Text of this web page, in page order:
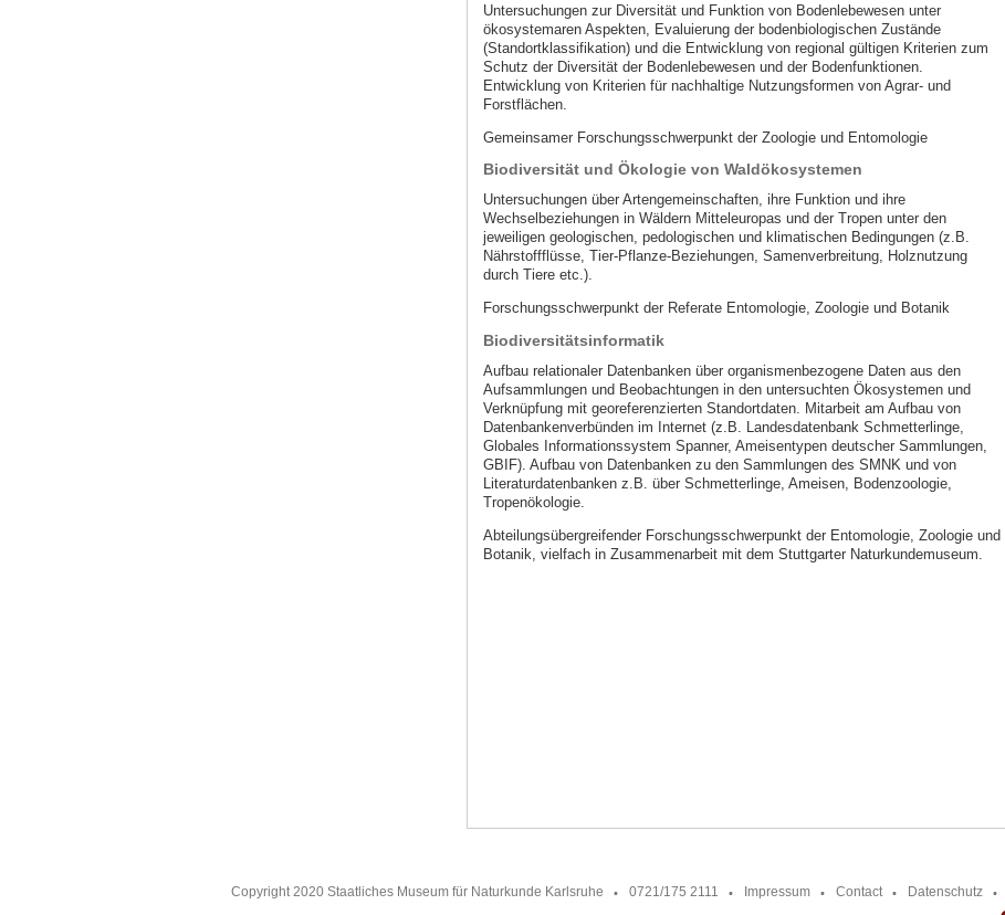
Untersuchungen zur Diversität und Funktion von Bodenlebewesen unter
ökosystemaren Aspekten, Evaluierung der bodenbiologischen Zustände
(Standortklassifikation) und die Entwicklung von regional gültigen Kriterien zum
Schutz der Diversität der Bodenlebewesen und der Bodenfunktionen.
Entwicklung von Kriterien für nachhaltige Nutzungsformen von Agrar- und
Forstflächen.
Gemeinsamer Forschungsschwerpunkt der Zoologie und Entomologie
Biodiversität und Ökologie von Waldökosystemen
Untersuchungen über Artengemeinschaften, ihre Funktion und ihre
Wechselbeziehungen in Wäldern Mitteleuropas und der Tropen unter den
jeweiligen geologischen, pedologischen und klimatischen Bedingungen (z.B.
Nährstoffflüsse, Tier-Pflanze-Beziehungen, Samenverbreitung, Holznutzung
durch Tiere etc.).
Forschungsschwerpunkt der Referate Entomologie, Zoologie und Botanik
Biodiversitätsinformatik
Aufbau relationaler Datenbanken über organismenbezogene Daten aus den
Aufsammlungen und Beobachtungen in den untersuchten Ökosystemen und
Verknüpfung mit georeferenzierten Standortdaten. Mitarbeit am Aufbau von
Datenbankenverbünden im Internet (z.B. Landesdatenbank Schmetterlinge,
Globales Informationssystem Spanner, Ameisentypen deutscher Sammlungen,
GBIF). Aufbau von Datenbanken zu den Sammlungen des SMNK und von
Literaturdatenbanken z.B. über Schmetterlinge, Ameisen, Bodenzoologie,
Tropenökologie.
Abteilungsübergreifender Forschungsschwerpunkt der Entomologie, Zoologie und
Botanik, vielfach in Zusammenarbeit mit dem Stuttgarter Naturkundemuseum.
Copyright 2020 Staatliches Museum für Naturkunde Karlsruhe 0721/175 2111 Impressum Contact Datenschutz